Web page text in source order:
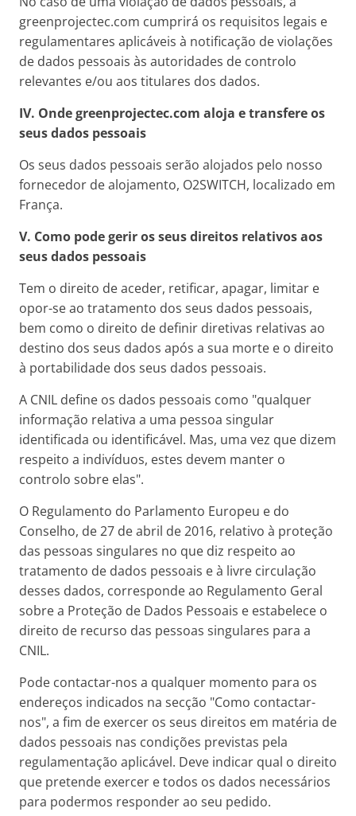
greenprojectec.com cumprirá os requisitos legais e
regulamentares aplicáveis à notificação de violações
de dados pessoais às autoridades de controlo
relevantes e/ou aos titulares dos dados.
IV. Onde greenprojectec.com aloja e transfere os
seus dados pessoais
Os seus dados pessoais serão alojados pelo nosso
fornecedor de alojamento, O2SWITCH, localizado em
França.
V. Como pode gerir os seus direitos relativos aos
seus dados pessoais
Tem o direito de aceder, retificar, apagar, limitar e
opor-se ao tratamento dos seus dados pessoais,
bem como o direito de definir diretivas relativas ao
destino dos seus dados após a sua morte e o direito
à portabilidade dos seus dados pessoais.
A CNIL define os dados pessoais como "qualquer
informação relativa a uma pessoa singular
identificada ou identificável. Mas, uma vez que dizem
respeito a indivíduos, estes devem manter o
controlo sobre elas".
O Regulamento do Parlamento Europeu e do
Conselho, de 27 de abril de 2016, relativo à proteção
das pessoas singulares no que diz respeito ao
tratamento de dados pessoais e à livre circulação
desses dados, corresponde ao Regulamento Geral
sobre a Proteção de Dados Pessoais e estabelece o
direito de recurso das pessoas singulares para a
CNIL.
Pode contactar-nos a qualquer momento para os
endereços indicados na secção "Como contactar-
nos", a fim de exercer os seus direitos em matéria de
dados pessoais nas condições previstas pela
regulamentação aplicável. Deve indicar qual o direito
que pretende exercer e todos os dados necessários
para podermos responder ao seu pedido.